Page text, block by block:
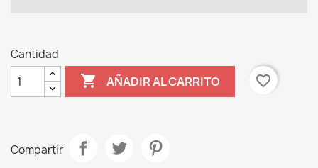
Cantidad
 AÑADIR AL CARRITO favorite_border
Compartir